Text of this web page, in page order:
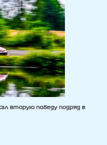
вторую победу подряд в